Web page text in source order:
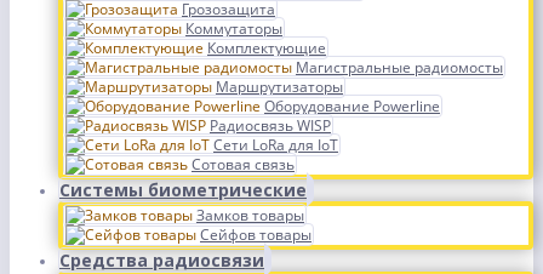
Грозозащита
Коммутаторы
Комплектующие
Магистральные радиомосты
Маршрутизаторы
Оборудование Powerline
Радиосвязь WISP
Сети LoRa для IoT
Сотовая связь
Системы биометрические
Замков товары
Сейфов товары
Средства радиосвязи